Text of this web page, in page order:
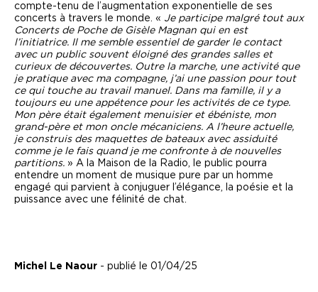
compte-tenu de l’augmentation exponentielle de ses
concerts à travers le monde. « Je participe malgré tout aux
Concerts de Poche de Gisèle Magnan qui en est
l’initiatrice. Il me semble essentiel de garder le contact
avec un public souvent éloigné des grandes salles et
curieux de découvertes. Outre la marche, une activité que
je pratique avec ma compagne, j’ai une passion pour tout
ce qui touche au travail manuel. Dans ma famille, il y a
toujours eu une appétence pour les activités de ce type.
Mon père était également menuisier et ébéniste, mon
grand-père et mon oncle mécaniciens. A l’heure actuelle,
je construis des maquettes de bateaux avec assiduité
comme je le fais quand je me confronte à de nouvelles
partitions. » A la Maison de la Radio, le public pourra
entendre un moment de musique pure par un homme
engagé qui parvient à conjuguer l’élégance, la poésie et la
puissance avec une félinité de chat.
Michel Le Naour - publié le 01/04/25